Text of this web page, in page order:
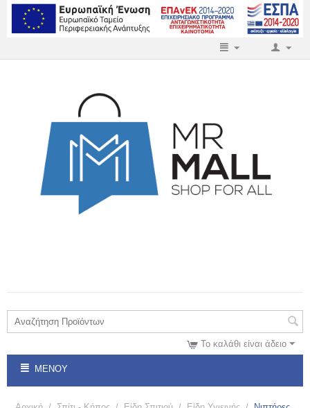
Το καλάθι είναι άδειο
ΜΕΝΟΎ